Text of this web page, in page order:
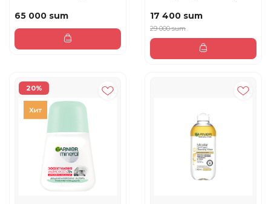
65 000 sum 17 400 sum
29 000 sum
20%